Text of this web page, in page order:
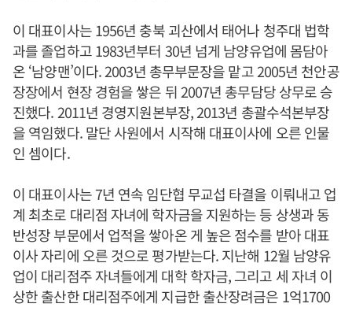
이 대표이사는 1956년 충북 괴산에서 태어나 청주대 법학
과를 졸업하고 1983년부터 30년 넘게 남양유업에 몸담아
온 ‘남양맨’이다. 2003년 총무부문장을 맡고 2005년 천안공
장장에서 현장 경험을 쌓은 뒤 2007년 총무담당 상무로 승
진했다. 2011년 경영지원본부장, 2013년 총괄수석본부장
을 역임했다. 말단 사원에서 시작해 대표이사에 오른 인물
인 셈이다.
이 대표이사는 7년 연속 임단협 무교섭 타결을 이뤄내고 업
계 최초로 대리점 자녀에 학자금을 지원하는 등 상생과 동
반성장 부문에서 업적을 쌓아온 게 높은 점수를 받아 대표
이사 자리에 오른 것으로 평가받는다. 지난해 12월 남양유
업이 대리점주 자녀들에게 대학 학자금, 그리고 세 자녀 이
상한 출산한 대리점주에게 지급한 출산장려금은 1억1700